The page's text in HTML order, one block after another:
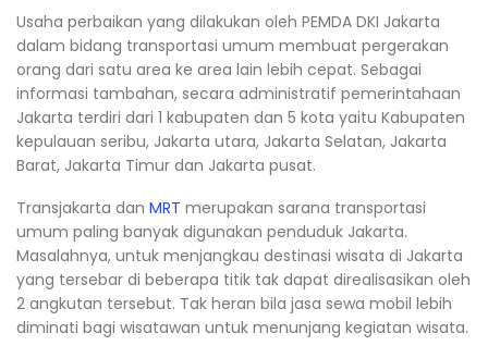
Usaha perbaikan yang dilakukan oleh PEMDA DKI Jakarta
dalam bidang transportasi umum membuat pergerakan
orang dari satu area ke area lain lebih cepat. Sebagai
informasi tambahan, secara administratif pemerintahaan
Jakarta terdiri dari 1 kabupaten dan 5 kota yaitu Kabupaten
kepulauan seribu, Jakarta utara, Jakarta Selatan, Jakarta
Barat, Jakarta Timur dan Jakarta pusat.
Transjakarta dan MRT merupakan sarana transportasi
umum paling banyak digunakan penduduk Jakarta.
Masalahnya, untuk menjangkau destinasi wisata di Jakarta
yang tersebar di beberapa titik tak dapat direalisasikan oleh
2 angkutan tersebut. Tak heran bila jasa sewa mobil lebih
diminati bagi wisatawan untuk menunjang kegiatan wisata.